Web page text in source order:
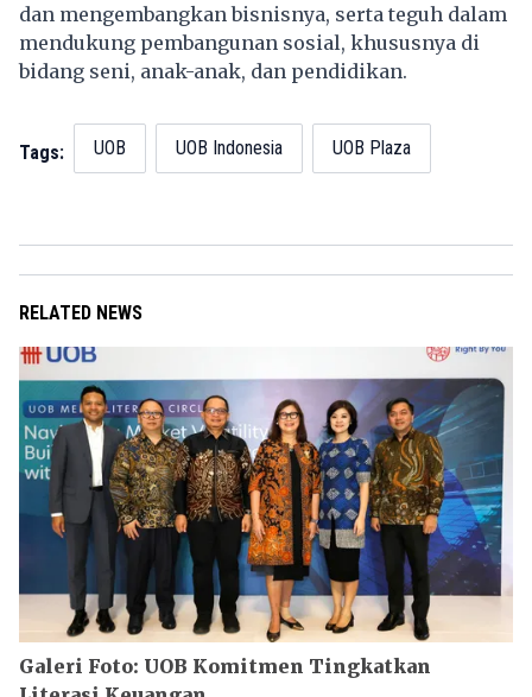
dan mengembangkan bisnisnya, serta teguh dalam
mendukung pembangunan sosial, khususnya di
bidang seni, anak-anak, dan pendidikan.
Tags: UOB UOB Indonesia UOB Plaza
RELATED NEWS
Galeri Foto: UOB Komitmen Tingkatkan